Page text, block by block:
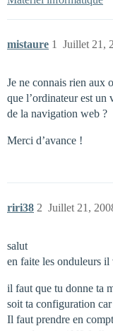
mistaure Juillet 21,
1
Je ne connais rien aux
que l’ordinateur est un
de la navigation web ?
Merci d’avance !
riri38 Juillet 21,
2
salut
en faite les onduleurs
il faut que tu donne ta
soit ta configuration
Il faut prendre en